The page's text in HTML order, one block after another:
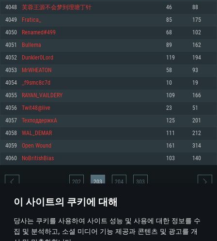
이 사이트의 쿠키에 대해
당사는 쿠키를 사용하여 사이트 성능 및 사용에 대한 정보를 수
집 및 분석하고, 소셜 미디어 기능 제공과 콘텐츠 및 광고를 개
운영체제: Windows 10 (64 bit)
프로세서: 2.2 GHz 듀얼코어 이상
메모리: 4GB
그래픽 카드: DirectX 11 이상을 지원하는 AMD Radeon 77XX / NVIDIA
GeForce GT 660. 최소 사양 해상도: 720p
네트워크: 브로드밴드 인터넷
여유 저장 공간: 22.1 GB (최소 클라이언트)
권장 사양
570 혹은 그 이상
여유 저장 공간: 62.2 GB (전체 클라이언트)
운영체제: Mac OS Big Sur 11.0
프로세서: 최소 2.2 GHz의 Core i5 (Intel Xeon 은 지원하지 않습니다)
메모리: 6 GB
그래픽 카드: Metal 을 지원하는 Intel Iris Pro 5200 (Mac), 혹은 이와 비슷한 성
능을 가지는 Mac 버전의 AMD/Nvidia. 최소 해상도: 720p
네트워크: 브로드밴드 인터넷
여유 저장 공간: 22.1 GB (최소 클라이언트)
권장 사양
네트워크: 브로드밴드 인터넷
여유 저장 공간: 62.2 GB (전체 클라이언트)
운영체제: 64bit Linux 중 최신 버전
프로세서: 2.4 GHz 듀얼코어
메모리: 4 GB
그래픽 카드: Vulkan 을 지원하고, 최신 그래픽 드라이버를 지원하는 NVIDIA
660 (6개월 미만) 혹은 그와 동급의 성능을 가지며 최신 그래픽 드라이버를 지
원하는 AMD (6개월 미만; 최소사양 지원 해상도 720p)
네트워크: 브로드밴드 인터넷
여유 저장 공간: 22.1 GB (최소 클라이언트)
권장 사양
운영체제: Ubuntu 20.04 64bit
프로세서: Intel Core i7
메모리: 16 GB
그래픽 카드: Vulkan 을 지원하고, 최신 그래픽 드라이버를 지원하는 NVIDIA
1060 (6개월 미만) 혹은 그와 동급의 성능을 가지며 최신 그래픽 드라이버를
지원하는 AMD RX 570 (6개월 미만; 최소사양 지원 해상도 720p) 이상
여유 저장 공간: 62.2 GB (전체 클라이언트)
4048 芙蓉王源不会梦到理塘丁针 46 88
4049 Fratica_ 85 175
4050 Renamed#499 68 102
4051 Bullema 89 162
4052 Dunkler0Lord 119 194
4053 MrWHEATON 58 93
4054 _f9smc8c7d 10 19
4055 RAYAN_VAILDERY 109 166
4056 Twit48@live 23 51
4057 ТехподдержкА 125 201
4058 WAL_DEMAR 111 212
4059 Open Wound 161 314
4060 NoBritishBias 103 140
* 순위표는 매일 1회 갱신됩니다
202 203 204 303